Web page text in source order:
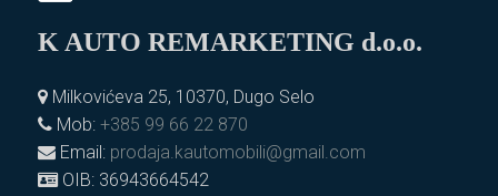
K AUTO REMARKETING d.o.o.
Milkovićeva 25, 10370, Dugo Selo
Mob: +385 99 66 22 870
Email: prodaja.kautomobili@gmail.com
OIB: 36943664542